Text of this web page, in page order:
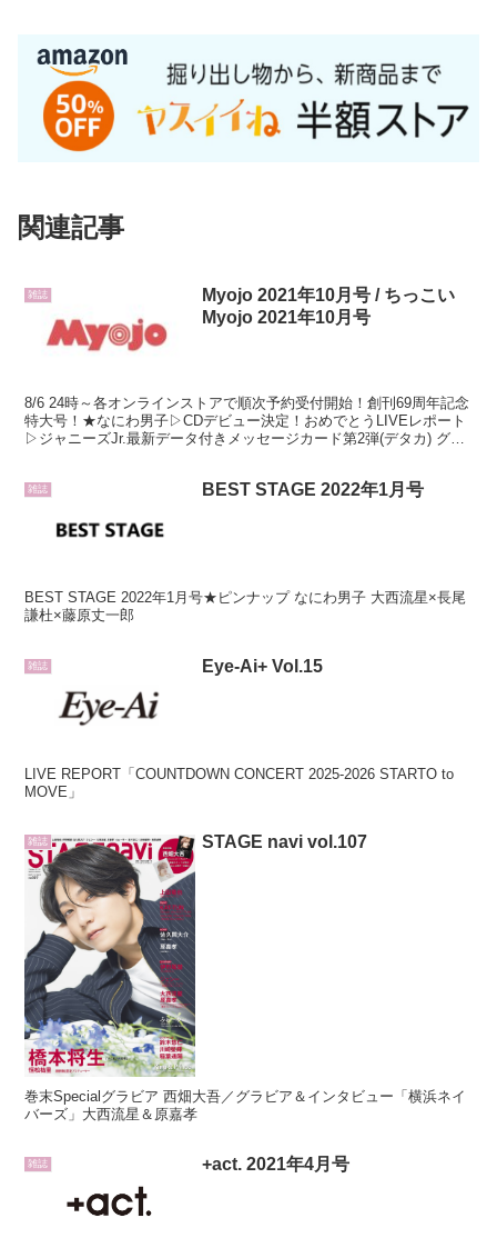
関連記事
雑誌
Myojo 2021年10月号 / ちっこい
Myojo 2021年10月号
8/6 24時～各オンラインストアで順次予約受付開始！創刊69周年記念
特大号！★なにわ男子▷CDデビュー決定！おめでとうLIVEレポート
▷ジャニーズJr.最新データ付きメッセージカード第2弾(デタカ) グル
雑誌 BEST STAGE 2022年1月号
BEST STAGE 2022年1月号★ピンナップ なにわ男子 大西流星×長尾
謙杜×藤原丈一郎
雑誌 Eye-Ai+ Vol.15
LIVE REPORT「COUNTDOWN CONCERT 2025-2026 STARTO to
MOVE」
雑誌 STAGE navi vol.107
巻末Specialグラビア 西畑大吾／グラビア＆インタビュー「横浜ネイ
バーズ」大西流星＆原嘉孝
雑誌 +act. 2021年4月号